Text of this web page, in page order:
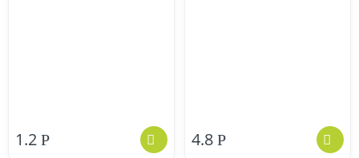
1.2 Р 4.8 Р